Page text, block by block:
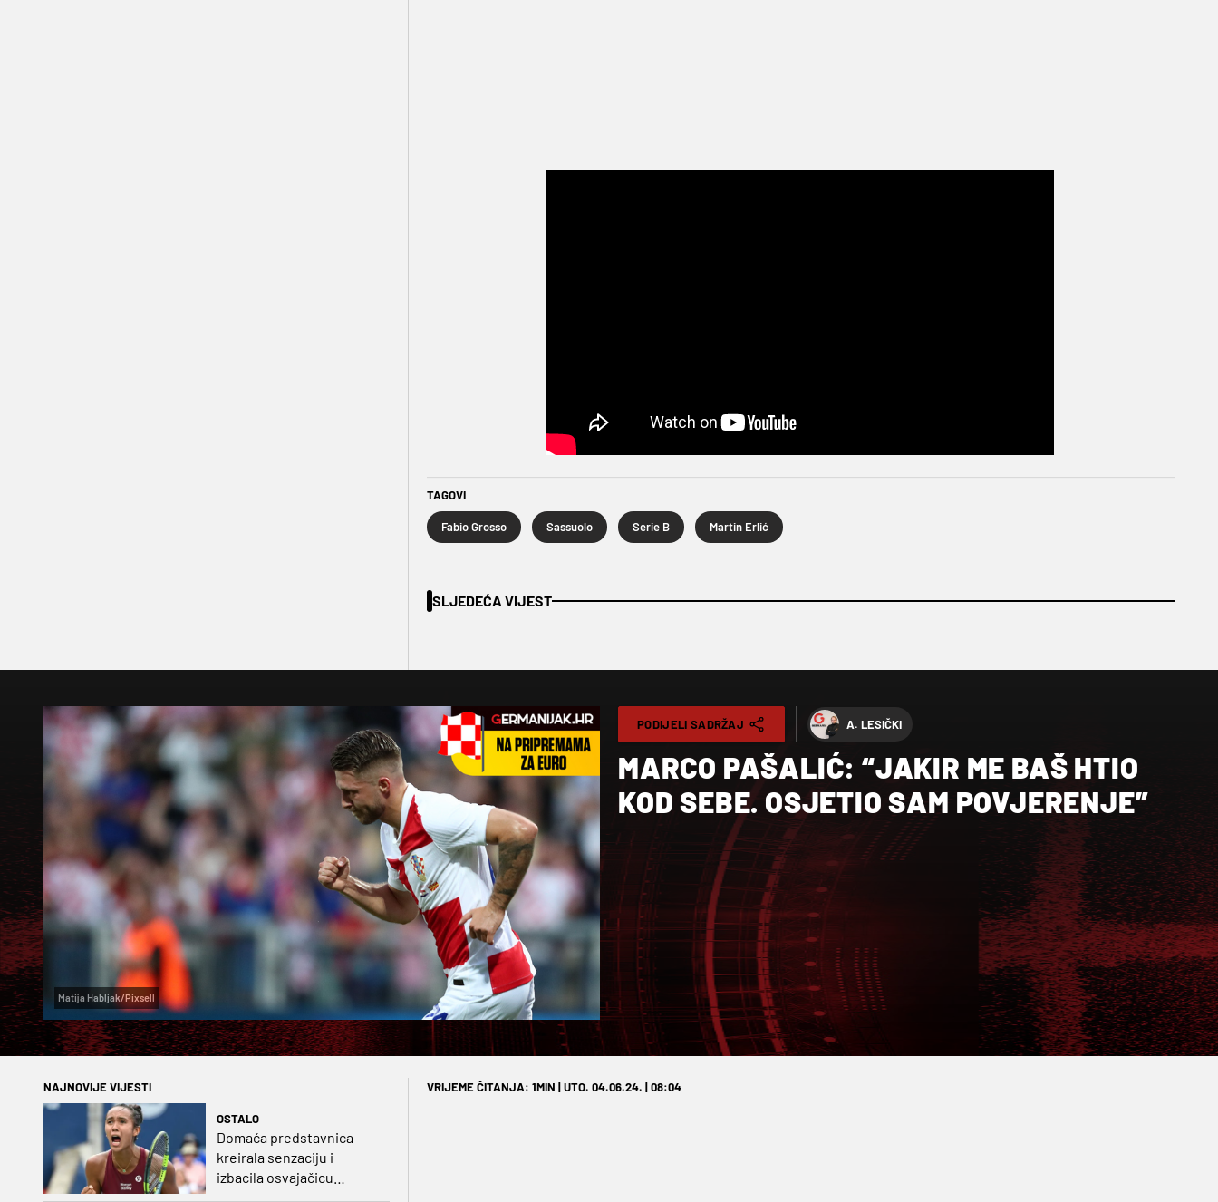
TAGOVI
Fabio Grosso Sassuolo Serie B Martin Erlić
SLJEDEĆA VIJEST
Matija Habljak/Pixsell
PODIJELI SADRŽAJ A. LESIČKI
MARCO PAŠALIĆ: “JAKIR ME BAŠ HTIO
KOD SEBE. OSJETIO SAM POVJERENJE”
NAJNOVIJE VIJESTI
OSTALO
Domaća predstavnica
kreirala senzaciju i
izbacila osvajačicu
Roland Garrosa
VRIJEME ČITANJA: 1MIN | UTO. 04.06.24. | 08:04